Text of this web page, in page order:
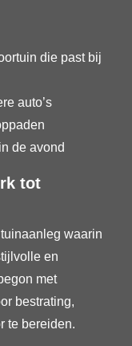
die past bij
auto’s
de avond
tot
waarin
en
met
bestrating,
te bereiden.